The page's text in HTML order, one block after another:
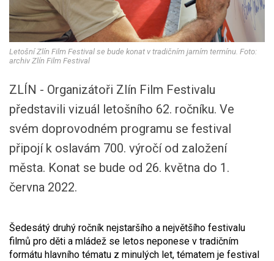
Letošní Zlín Film Festival se bude konat v tradičním jarním termínu. Foto:
archiv Zlín Film Festival
ZLÍN - Organizátoři Zlín Film Festivalu
představili vizuál letošního 62. ročníku. Ve
svém doprovodném programu se festival
připojí k oslavám 700. výročí od založení
města. Konat se bude od 26. května do 1.
června 2022.
Šedesátý druhý ročník nejstaršího a největšího festivalu
filmů pro děti a mládež se letos neponese v tradičním
formátu hlavního tématu z minulých let, tématem je festival